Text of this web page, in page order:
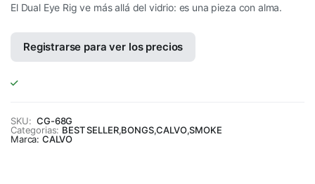
El Dual Eye Rig ve más allá del vidrio: es una pieza con alma.
Registrarse para ver los precios
SKU: CG-68G
Categorias: BEST SELLER,BONGS,CALVO,SMOKE
Marca: CALVO